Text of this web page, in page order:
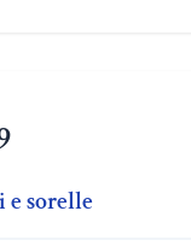
sorelle